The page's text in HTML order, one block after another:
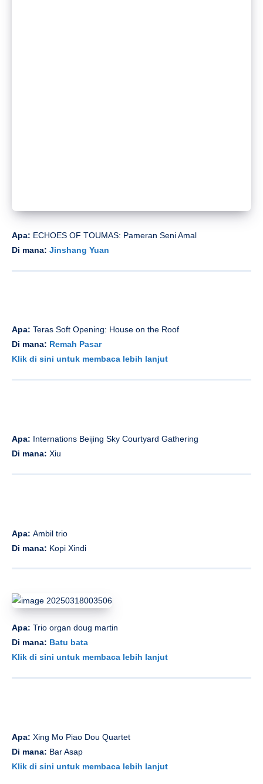
Apa: ECHOES OF TOUMAS: Pameran Seni Amal
Di mana: Jinshang Yuan
Apa: Teras Soft Opening: House on the Roof
Di mana: Remah Pasar
Klik di sini untuk membaca lebih lanjut
Apa: Internations Beijing Sky Courtyard Gathering
Di mana: Xiu
Apa: Ambil trio
Di mana: Kopi Xindi
Apa: Trio organ doug martin
Di mana: Batu bata
Klik di sini untuk membaca lebih lanjut
Apa: Xing Mo Piao Dou Quartet
Di mana: Bar Asap
Klik di sini untuk membaca lebih lanjut